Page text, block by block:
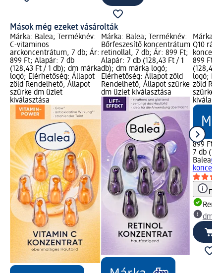
Mások még ezeket vásárolták
Márka: Balea; Terméknév:
C-vitaminos
arckoncentrátum, 7 db; Ár:
899 Ft; Alapár: 7 db
(128,43 Ft / 1 db); dm márka
logó; Elérhetőség: Állapot
zöld Rendelhető, Állapot
szürke dm üzlet
kiválasztása
Márka: Balea; Terméknév:
Bőrfeszesítő koncentrátum
retinollal, 7 db; Ár: 899 Ft;
Alapár: 7 db (128,43 Ft / 1
db); dm márka logó;
Elérhetőség: Állapot zöld
Rendelhető, Állapot szürke
dm üzlet kiválasztása
Márka:
Q10
899 Ft;
(128,43
logó;
zöld
szürke
899 Ft
7 db
Balea
dm